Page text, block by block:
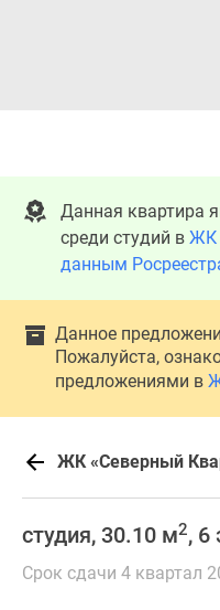
Данная квартира
среди студий в ЖК
данным
Данное
Пожалуйста,
предложениями в
ЖК «Северный
студия, 30.10 м2, 6
Срок сдачи 4 квартал